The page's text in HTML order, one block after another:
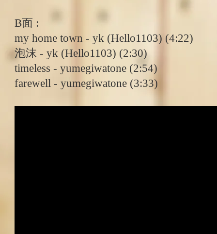
B面 :
my home town - yk (Hello1103) (4:22)
泡沫 - yk (Hello1103) (2:30)
timeless - yumegiwatone (2:54)
farewell - yumegiwatone (3:33)